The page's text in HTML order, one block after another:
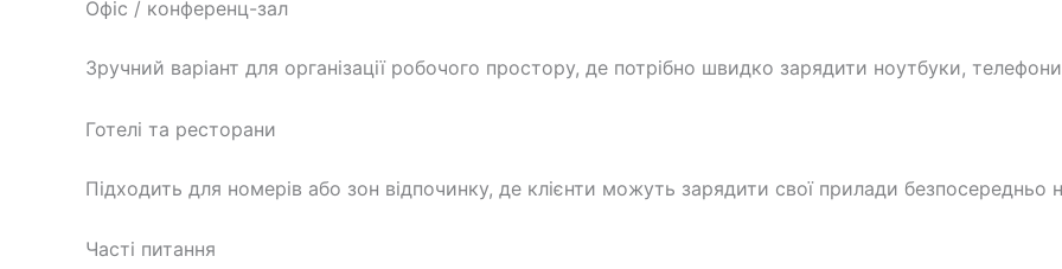
Офіс / конференц-зал
Зручний варіант для організації робочого простору, де потрібно швидко зарядити ноутбуки,
Готелі та ресторани
Підходить для номерів або зон відпочинку, де клієнти можуть зарядити свої прилади безпосередньо
Часті питання